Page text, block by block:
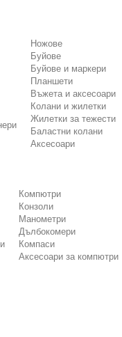
Ножове
Буйове
Буйове и маркери
Планшети
Въжета и аксесоари
Колани и жилетки
Жилетки за тежести
Баластни колани
Аксесоари
Компютри
Конзоли
Манометри
Дълбокомери
Компаси
Аксесоари за компютри